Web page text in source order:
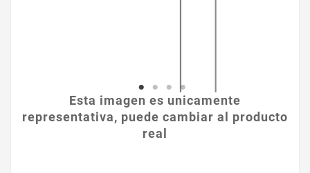
Esta imagen es unicamente
representativa, puede cambiar al producto
real